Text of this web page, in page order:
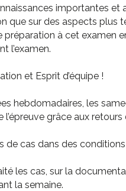
importantes et
que sur des aspects plus
à cet examen
l’examen.
et Esprit d’équipe !
hebdomadaires, les
grâce aux retours
de cas dans des
les cas, sur la
la semaine.